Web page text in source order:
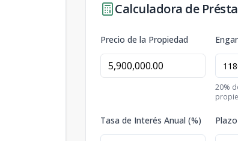
Calculadora de
Precio de la Propiedad
20%
Tasa de Interés Anual (%)